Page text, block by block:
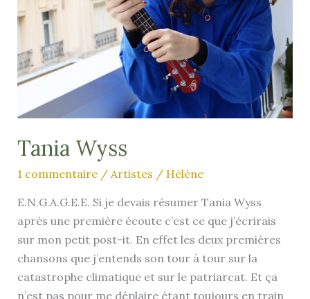
Tania Wyss
1 commentaire / Artistes / Hélène
E.N.G.A.G.E.E. Si je devais résumer Tania Wyss
après une première écoute c’est ce que j’écrirais
sur mon petit post-it. En effet les deux premières
chansons que j’entends son tour à tour sur la
catastrophe climatique et sur le patriarcat. Et ça
n’est pas pour me déplaire étant toujours en train